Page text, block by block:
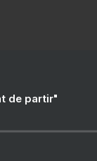
de partir"